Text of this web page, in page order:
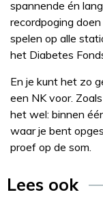
spannende én
recordpoging
spelen op alle
het Diabetes
En je kunt het zo
een NK voor.
het wel: binnen
waar je bent
proef op de som.
Lees ook